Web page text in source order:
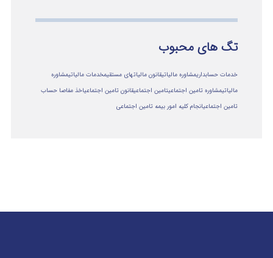
تگ های محبوب
خدمات حسابداریمشاوره مالیاتیقانون مالیاتهای مستقیمخدمات مالیاتیمشاوره
مالياتيمشاوره تامین اجتماعیتامین اجتماعیقانون تامین اجتماعیاخذ مفاصا حساب
تامین اجتماعیانجام کلیه امور بیمه تامین اجتماعی